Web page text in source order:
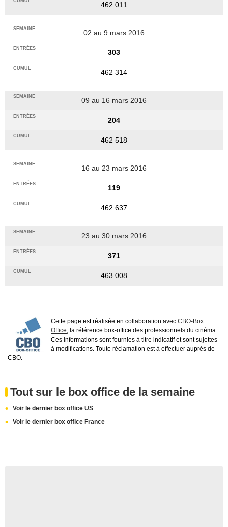
462 011
02 au 9 mars 2016
303
462 314
09 au 16 mars 2016
204
462 518
16 au 23 mars 2016
119
462 637
23 au 30 mars 2016
371
463 008
Cette page est réalisée en collaboration avec CBO-Box
Office, la référence box-office des professionnels du cinéma.
Ces informations sont fournies à titre indicatif et sont sujettes
à modifications. Toute réclamation est à effectuer auprès de
CBO.
Tout sur le box office de la semaine
Voir le dernier box office US
Voir le dernier box office France